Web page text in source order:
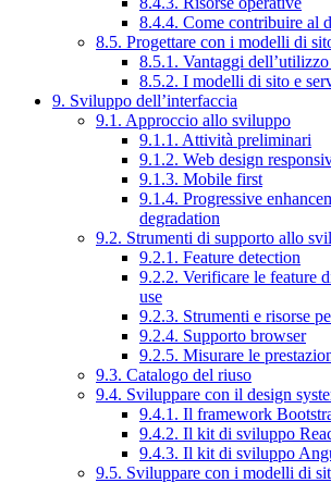
8.4.4. Come contribuire al
8.5. Progettare con i modelli di
8.5.1. Vantaggi
8.5.2. I modelli di sito e
9. Sviluppo dell’interfaccia
9.1. Approccio allo sviluppo
9.1.1. Attività preliminari
9.1.2. Web design
9.1.3. Mobile first
9.1.4. Progressive
degradation
9.2. Strumenti di supporto allo
9.2.1. Feature detection
9.2.2. Verificare le feature
use
9.2.3. Strumenti e risorse
9.2.4. Supporto browser
9.2.5. Misurare le
9.3. Catalogo del riuso
9.4. Sviluppare con il design
9.4.1. Il framework
9.4.2. Il kit di sviluppo
9.4.3. Il kit di sviluppo
9.5. Sviluppare con i modelli di